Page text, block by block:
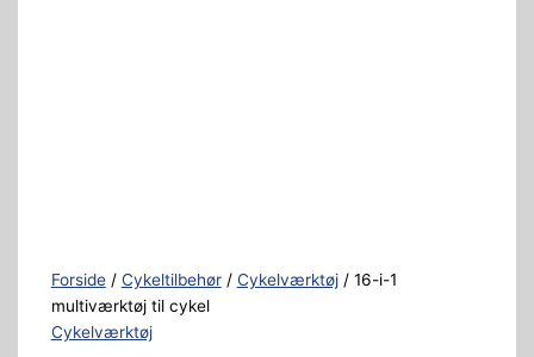
Forside/ Cykeltilbehør/ Cykelværktøj/ 16-i-1
multiværktøj til cykel
Cykelværktøj